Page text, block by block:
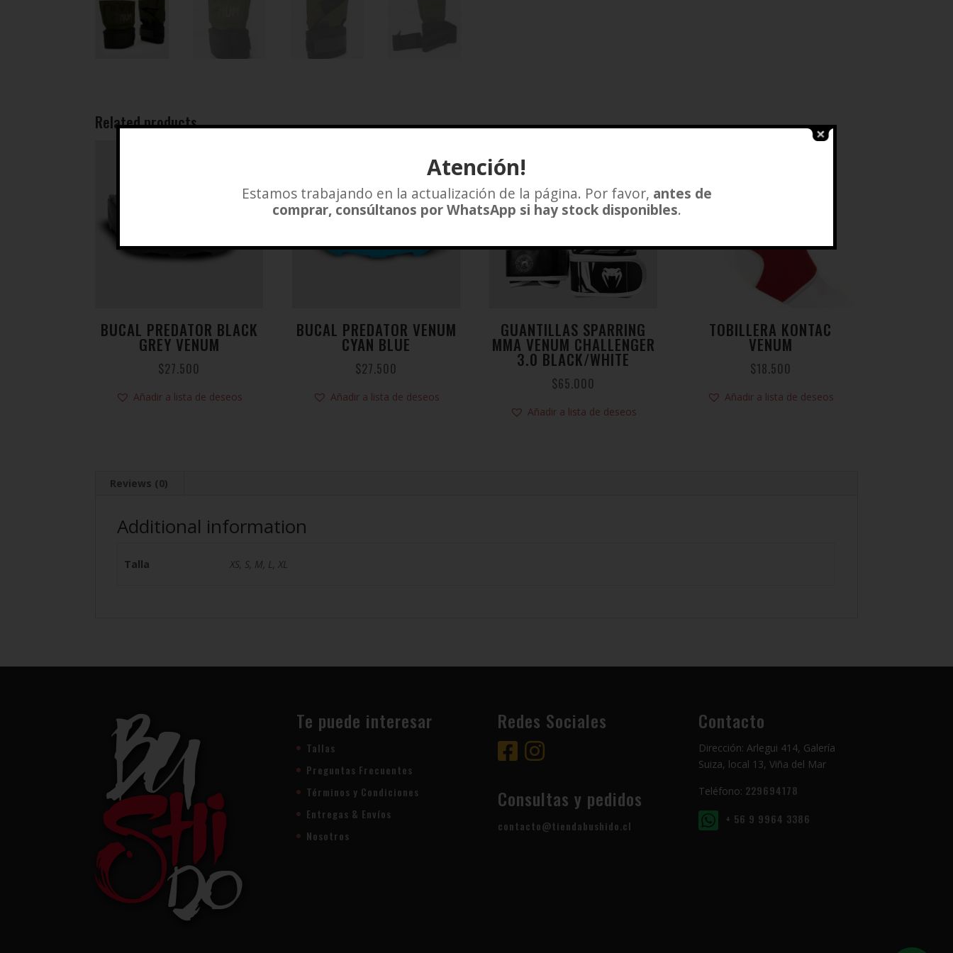
Related products
BUCAL PREDATOR BLACK
GREY VENUM
$27.500
Añadir a lista de deseos
BUCAL PREDATOR VENUM
CYAN BLUE
$27.500
Añadir a lista de deseos
GUANTILLAS SPARRING
MMA VENUM CHALLENGER
3.0 BLACK/WHITE
$65.000
Añadir a lista de deseos
TOBILLERA KONTAC
VENUM
$18.500
Añadir a lista de deseos
Reviews (0)
Additional information
Talla XS, S, M, L, XL
Te puede interesar
Tallas
Preguntas Frecuentes
Términos y Condiciones
Entregas & Envíos
Nosotros
Redes Sociales
Consultas y pedidos
contacto@tiendabushido.cl
Contacto
Dirección: Arlegui 414, Galería
Suiza, local 13, Viña del Mar
Teléfono: 229694178
+ 56 9 9964 3386
Atención!
Estamos trabajando en la actualización de la página. Por favor, antes de
comprar, consúltanos por WhatsApp si hay stock disponibles.